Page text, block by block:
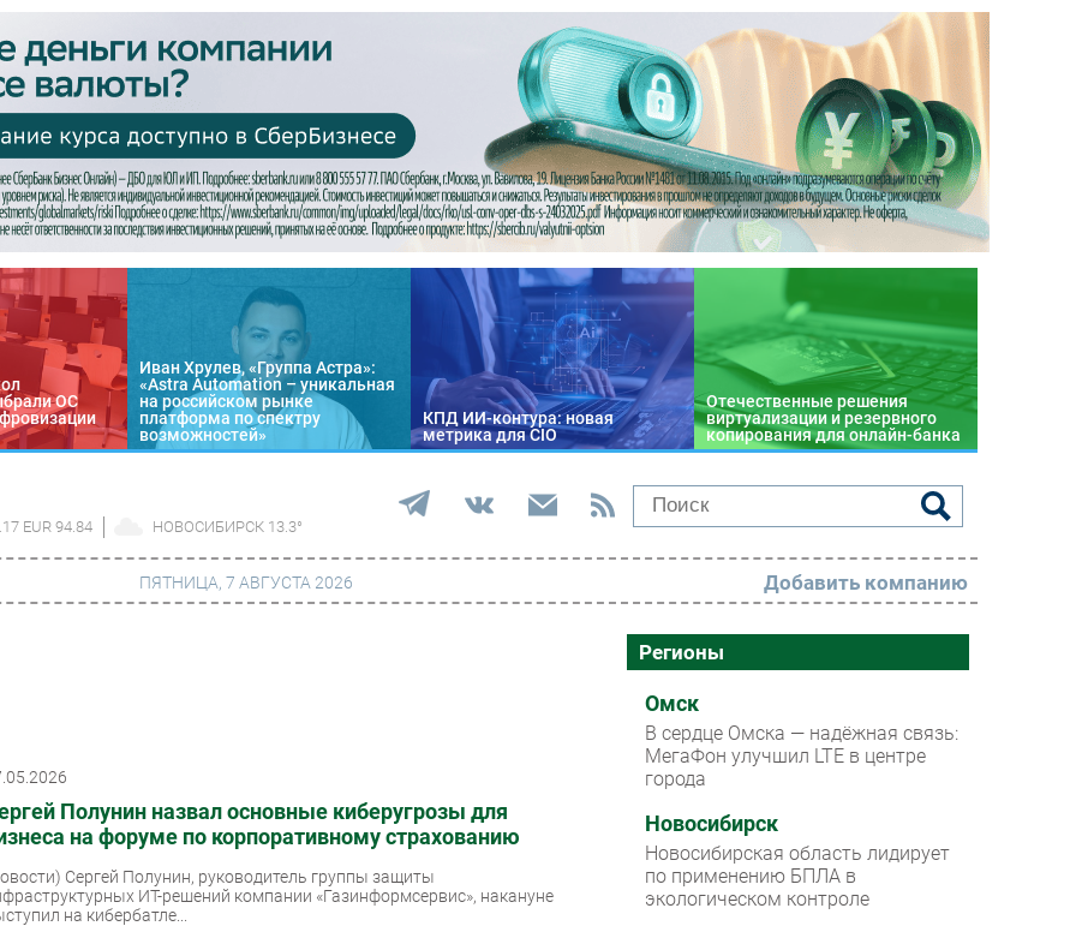
ОС
Иван Хрулев, «Группа Астра»:
«Astra Automation – уникальная
на российском рынке
платформа по спектру
возможностей»
КПД ИИ-контура: новая
метрика для CIO
Отечественные решения
виртуализации и резервного
копирования для онлайн-банка
EUR 94.84 НОВОСИБИРСК 13.3°
Инновации
Гаджеты
РАЗДЕЛЫ
Новости
Аналитика
Интервью
Мероприятия
Проекты
IT класс
ПЯТНИЦА, 7 АВГУСТА 2026 Добавить компанию
Полунин назвал основные киберугрозы для
на форуме по корпоративному страхованию
Сергей Полунин, руководитель группы защиты
ИТ-решений компании «Газинформсервис», накануне
на кибербатле...
Регионы
Омск
В сердце Омска — надёжная связь:
МегаФон улучшил LTE в центре
города
Новосибирск
Новосибирская область лидирует
по применению БПЛА в
экологическом контроле